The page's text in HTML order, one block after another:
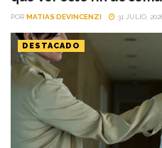
POR MATIAS DEVINCENZI 31 JULIO,
DESTACADO